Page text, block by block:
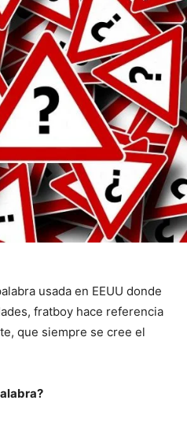
usada en EEUU donde
fratboy hace referencia
que siempre se cree el